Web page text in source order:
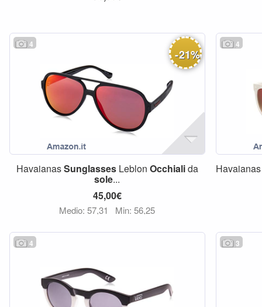
4
-21%
HavaianasSunglassesLeblon Occhialida
sole...
45,00€
Medio: 57,31 Min: 56,25
4
4 3